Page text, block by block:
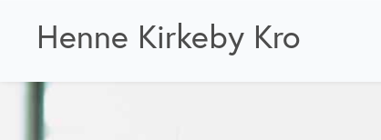
Henne Kirkeby Kro